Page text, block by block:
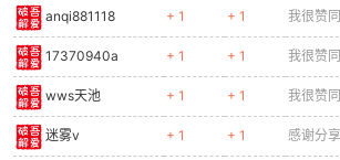
anqi881118 + 1 + 1 我很赞同
17370940a + 1 + 1 我很赞同
wws天池 + 1 + 1 我很赞同
迷雾v + 1 + 1 感谢分